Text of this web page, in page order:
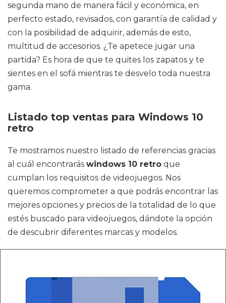
segunda mano de manera fácil y económica, en
perfecto estado, revisados, con garantía de calidad y
con la posibilidad de adquirir, además de esto,
multitud de accesorios. ¿Te apetece jugar una
partida? Es hora de que te quites los zapatos y te
sientes en el sofá mientras te desvelo toda nuestra
gama.
Listado top ventas para Windows 10
retro
Te mostramos nuestro listado de referencias gracias
al cuál encontrarás windows 10 retro que
cumplan los requisitos de videojuegos. Nos
queremos comprometer a que podrás encontrar las
mejores opciones y precios de la totalidad de lo que
estés buscado para videojuegos, dándote la opción
de descubrir diferentes marcas y modelos.